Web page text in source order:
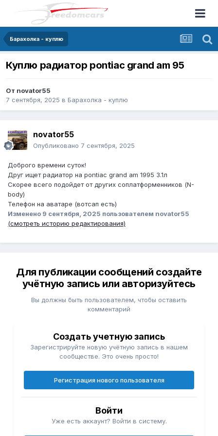
Барахолка - куплю
Куплю радиатор pontiac grand am 95
От novator55
7 сентября, 2025 в Барахолка - куплю
novator55
Опубликовано 7 сентября, 2025
Доброго времени суток!
Друг ищет радиатор на pontiac grand am 1995 3.1л
Скорее всего подойдет от других соплатформенников (N-
body)
Телефон на аватаре (вотсап есть)
Изменено 9 сентября, 2025 пользователем novator55
(смотреть историю редактирования)
Для публикации сообщений создайте
учётную запись или авторизуйтесь
Вы должны быть пользователем, чтобы оставить
комментарий
Создать учетную запись
Зарегистрируйте новую учётную запись в нашем
сообществе. Это очень просто!
Регистрация нового пользователя
Войти
Уже есть аккаунт? Войти в систему.